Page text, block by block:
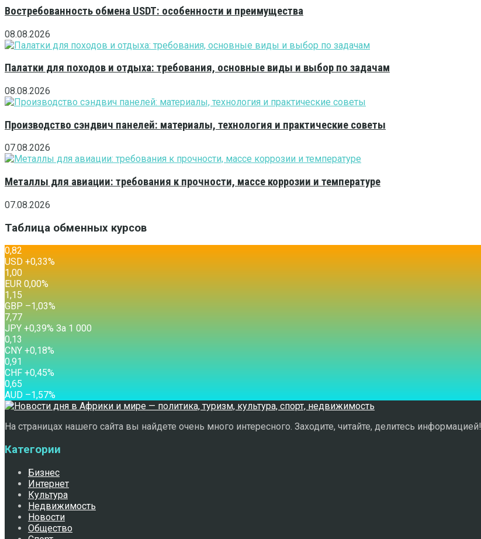
Востребованность обмена USDT: особенности и преимущества
08.08.2026
Палатки для походов и отдыха: требования, основные виды и выбор по задачам
08.08.2026
Производство сэндвич панелей: материалы, технология и практические советы
07.08.2026
Металлы для авиации: требования к прочности, массе коррозии и температуре
07.08.2026
Таблица обменных курсов
0,82
USD +0,33%
1,00
EUR 0,00%
1,15
GBP –1,03%
7,77
JPY +0,39% За 1 000
0,13
CNY +0,18%
0,91
CHF +0,45%
0,65
AUD –1,57%
На страницах нашего сайта вы найдете очень много интересного. Заходите, читайте, делитесь информацией!
Категории
Бизнес
Интернет
Культура
Недвижимость
Новости
Общество